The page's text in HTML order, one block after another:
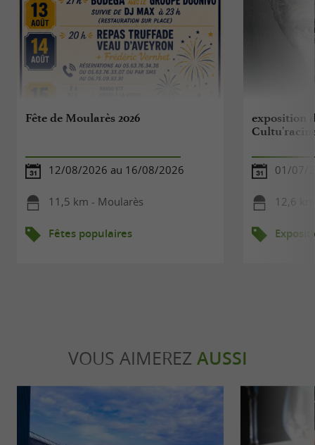
Fête de Moularès 2026
12/08/2026 au 16/08/2026
11,5 km - Moularès
Fêtes populaires
exposition
01/07/
12,6
VOUS AIMEREZ AUSSI